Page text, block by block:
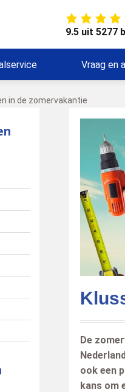
9.5 uit 5277
Vraag en
in de zomervakantie
De
ook een
kans om